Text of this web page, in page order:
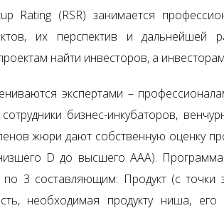
Rating (RSR) занимается
их перспектив и дальнейшей
найти инвесторов, а
экспертами –
бизнес-инкубаторов,
жюри дают собственную оценку
D до высшего ААА).
по 3 составляющим: Продукт (с точки
необходимая продукту ниша, его